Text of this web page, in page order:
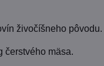
živočíšneho pôvodu.
čerstvého mäsa.